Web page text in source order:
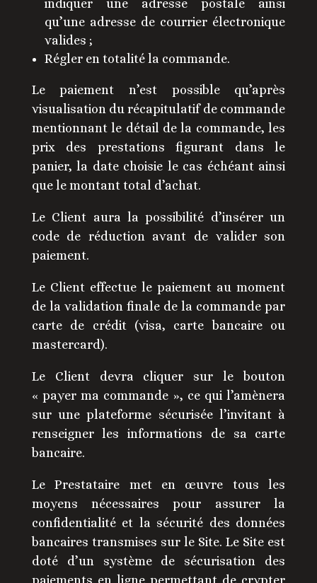
indiquer une adresse postale ainsi
qu’une adresse de courrier électronique
valides ;
Régler en totalité la commande.
Le paiement n’est possible qu’après
visualisation du récapitulatif de commande
mentionnant le détail de la commande, les
prix des prestations figurant dans le
panier, la date choisie le cas échéant ainsi
que le montant total d’achat.
Le Client aura la possibilité d’insérer un
code de réduction avant de valider son
paiement.
Le Client effectue le paiement au moment
de la validation finale de la commande par
carte de crédit (visa, carte bancaire ou
mastercard).
Le Client devra cliquer sur le bouton
« payer ma commande », ce qui l’amènera
sur une plateforme sécurisée l’invitant à
renseigner les informations de sa carte
bancaire.
Le Prestataire met en œuvre tous les
moyens nécessaires pour assurer la
confidentialité et la sécurité des données
bancaires transmises sur le Site. Le Site est
doté d’un système de sécurisation des
paiements en ligne permettant de crypter